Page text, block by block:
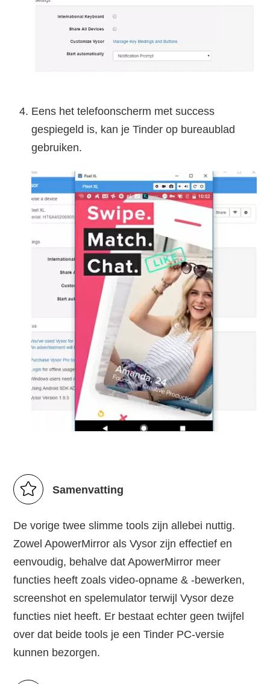
Eens het telefoonscherm met success
gespiegeld is, kan je Tinder op bureaublad
gebruiken.
Samenvatting
De vorige twee slimme tools zijn allebei nuttig.
Zowel ApowerMirror als Vysor zijn effectief en
eenvoudig, behalve dat ApowerMirror meer
functies heeft zoals video-opname & -bewerken,
screenshot en spelemulator terwijl Vysor deze
functies niet heeft. Er bestaat echter geen twijfel
over dat beide tools je een Tinder PC-versie
kunnen bezorgen.